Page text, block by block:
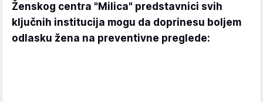
Ženskog centra "Milica" predstavnici svih
ključnih institucija mogu da doprinesu boljem
odlasku žena na preventivne preglede: